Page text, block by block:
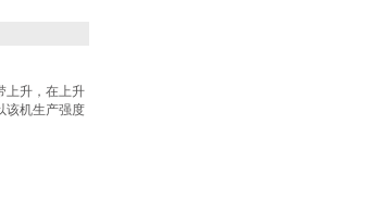
上升，在上升
该机生产强度